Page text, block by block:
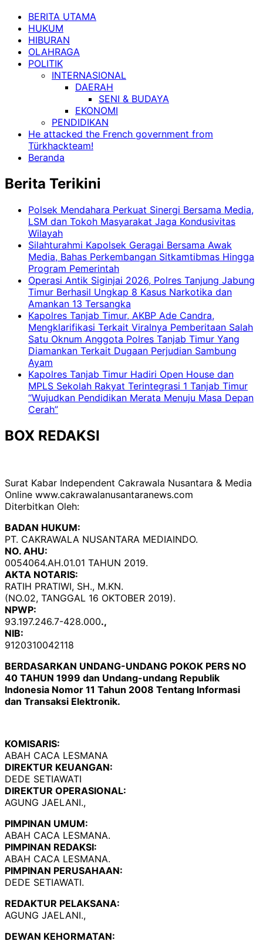
BERITA UTAMA
HUKUM
HIBURAN
OLAHRAGA
POLITIK
INTERNASIONAL
DAERAH
SENI & BUDAYA
EKONOMI
PENDIDIKAN
He attacked the French government from
Türkhackteam!
Beranda
Berita Terikini
Polsek Mendahara Perkuat Sinergi Bersama Media,
LSM dan Tokoh Masyarakat Jaga Kondusivitas
Wilayah
Silahturahmi Kapolsek Geragai Bersama Awak
Media, Bahas Perkembangan Sitkamtibmas Hingga
Program Pemerintah
Operasi Antik Siginjai 2026, Polres Tanjung Jabung
Timur Berhasil Ungkap 8 Kasus Narkotika dan
Amankan 13 Tersangka
Kapolres Tanjab Timur, AKBP Ade Candra,
Mengklarifikasi Terkait Viralnya Pemberitaan Salah
Satu Oknum Anggota Polres Tanjab Timur Yang
Diamankan Terkait Dugaan Perjudian Sambung
Ayam
Kapolres Tanjab Timur Hadiri Open House dan
MPLS Sekolah Rakyat Terintegrasi 1 Tanjab Timur
“Wujudkan Pendidikan Merata Menuju Masa Depan
Cerah”
BOX REDAKSI
Surat Kabar Independent Cakrawala Nusantara & Media
Online www.cakrawalanusantaranews.com
Diterbitkan Oleh:
BADAN HUKUM:
PT. CAKRAWALA NUSANTARA MEDIAINDO.
NO. AHU:
0054064.AH.01.01 TAHUN 2019.
AKTA NOTARIS:
RATIH PRATIWI, SH., M.KN.
(NO.02, TANGGAL 16 OKTOBER 2019).
NPWP:
93.197.246.7-428.000.,
NIB:
9120310042118
BERDASARKAN UNDANG-UNDANG POKOK PERS NO
40 TAHUN 1999 dan Undang-undang Republik
Indonesia Nomor 11 Tahun 2008 Tentang Informasi
dan Transaksi Elektronik.
KOMISARIS:
ABAH CACA LESMANA
DIREKTUR KEUANGAN:
DEDE SETIAWATI
DIREKTUR OPERASIONAL:
AGUNG JAELANI.,
PIMPINAN UMUM:
ABAH CACA LESMANA.
PIMPINAN REDAKSI:
ABAH CACA LESMANA.
PIMPINAN PERUSAHAAN:
DEDE SETIAWATI.
REDAKTUR PELAKSANA:
AGUNG JAELANI.,
DEWAN KEHORMATAN: